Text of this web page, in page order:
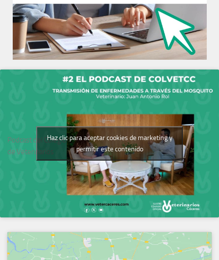
Podcast del Colegio
de Veterinarios
Haz clic para aceptar cookies de marketing y
permitir este contenido